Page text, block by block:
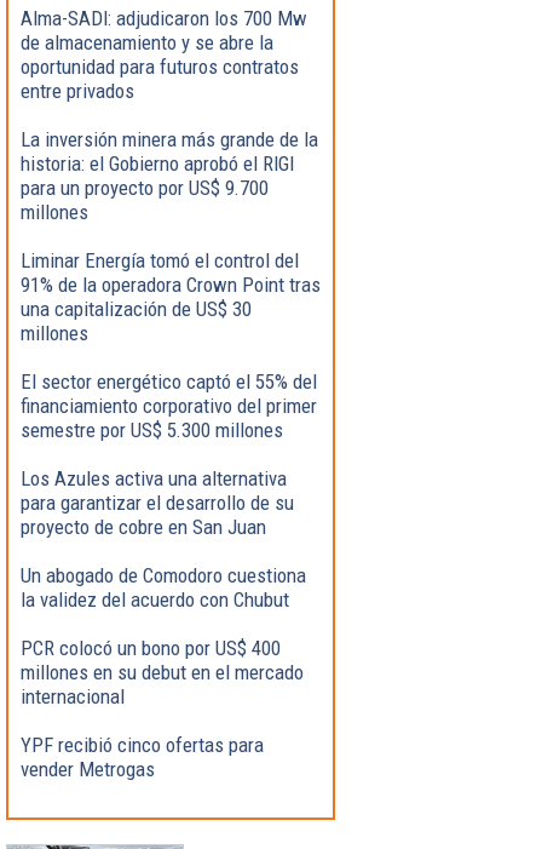
Alma-SADI: adjudicaron los 700 Mw
de almacenamiento y se abre la
oportunidad para futuros contratos
entre privados
La inversión minera más grande de la
historia: el Gobierno aprobó el RIGI
para un proyecto por US$ 9.700
millones
Liminar Energía tomó el control del
91% de la operadora Crown Point tras
una capitalización de US$ 30
millones
El sector energético captó el 55% del
financiamiento corporativo del primer
semestre por US$ 5.300 millones
Los Azules activa una alternativa
para garantizar el desarrollo de su
proyecto de cobre en San Juan
Un abogado de Comodoro cuestiona
la validez del acuerdo con Chubut
PCR colocó un bono por US$ 400
millones en su debut en el mercado
internacional
YPF recibió cinco ofertas para
vender Metrogas